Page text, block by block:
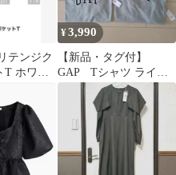
テンジク
ホワイ
¥3,990
【新品・タグ付】
GAP Tシャツ ライト
グレー 2枚セット
★★50%引き★★